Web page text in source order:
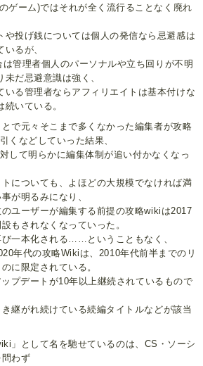
ゲーム)ではそれが全く流行ることなく廃れ
や投げ銭については個人の発信なら忌避感は
るが、
管理者個人のパーソナルや立ち回りが不明
未だ忌避意識は強く、
いる管理者ならアフィリエイトは基本付けな
続いている。
で元々そこまで多くなかった編集者が攻略
くなどしていった結果、
して明らかに編集体制が追い付かなくなっ
についても、よほどの大規模でなければ満
が明るみになり、
ユーザーが編集する前提の攻略wikiは2017
もされなくなっていった。
一本化される……ということもなく、
年代の攻略Wikiは、2010年代前半までのリ
に限定されている。
プデートが10年以上継続されているもので
継がれ続けている続編タイトルなどが該当
」として名を馳せているのは、CS・ソーシ
問わず